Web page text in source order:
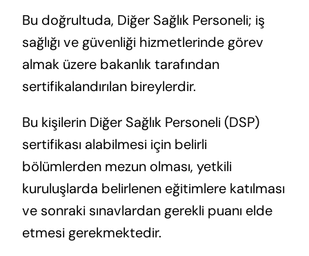
Bu doğrultuda, Diğer Sağlık Personeli; iş
sağlığı ve güvenliği hizmetlerinde görev
almak üzere bakanlık tarafından
sertifikalandırılan bireylerdir.
Bu kişilerin Diğer Sağlık Personeli (DSP)
sertifikası alabilmesi için belirli
bölümlerden mezun olması, yetkili
kuruluşlarda belirlenen eğitimlere katılması
ve sonraki sınavlardan gerekli puanı elde
etmesi gerekmektedir.